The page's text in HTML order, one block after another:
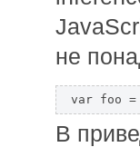
не
var foo
В